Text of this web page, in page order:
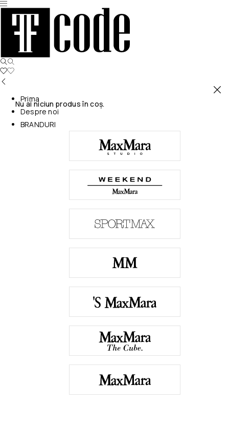
Nu ai niciun produs în coș.
Prima
Despre noi
BRANDURI